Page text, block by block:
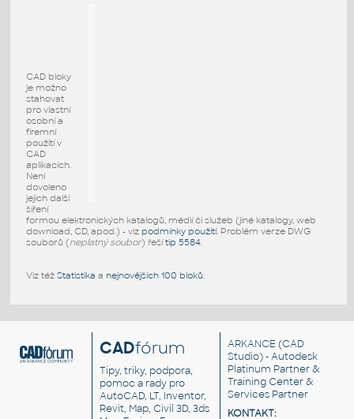
CAD bloky
je možno
stahovat
pro vlastní
osobní a
firemní
použití v
CAD
aplikacích.
Není
dovoleno
jejich další
šíření
formou elektronických katalogů, médií či služeb (jiné katalogy, web
download, CD, apod.) - viz podmínky použití. Problém verze DWG
souborů (neplatný soubor) řešítip 5584.
Viz též Statistika a nejnovějších 100 bloků.
CADfórum
Tipy, triky, podpora,
pomoc a rady pro
AutoCAD, LT, Inventor,
Revit, Map, Civil 3D, 3ds
ARKANCE (CAD
Studio) - Autodesk
Platinum Partner &
Training Center &
Services Partner
KONTAKT: